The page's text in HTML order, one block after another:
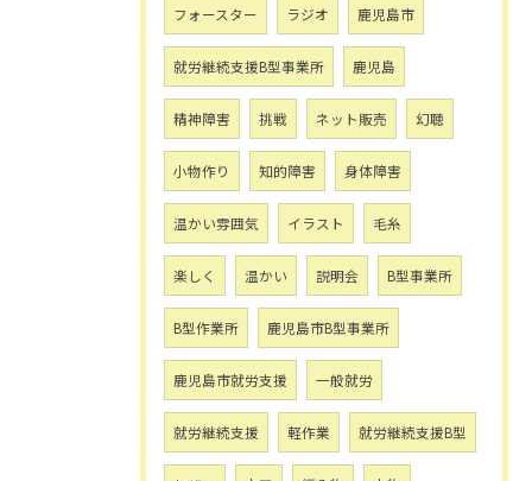
フォースター ラジオ 鹿児島市
就労継続支援B型事業所 鹿児島
精神障害 挑戦 ネット販売 幻聴
小物作り 知的障害 身体障害
温かい雰囲気 イラスト 毛糸
楽しく 温かい 説明会 B型事業所
B型作業所 鹿児島市B型事業所
鹿児島市就労支援 一般就労
就労継続支援 軽作業 就労継続支援B型